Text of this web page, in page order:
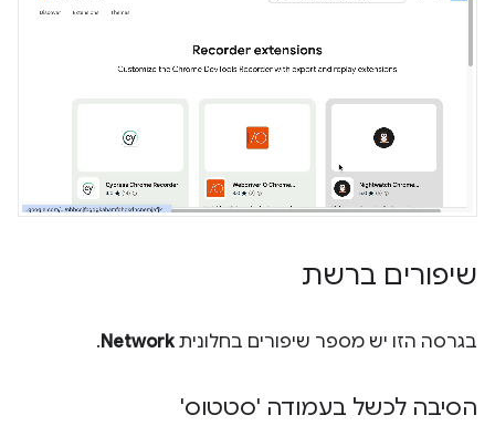
שיפורים ברשת
בגרסה הזו יש מספר שיפורים בחלוניתNetwork
.
הסיבה לכשל בעמודה 'סטטוס'